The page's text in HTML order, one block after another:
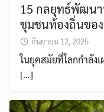
15 กลยุทธ์พัฒนา
ชุมชนท้องถิ่นขอ
กันยายน 12, 2025
ในยุคสมัยที่โลกกำลัง
[…]